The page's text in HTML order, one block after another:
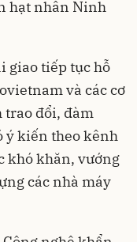
hạt nhân Ninh
giao tiếp tục hỗ
và các cơ
đổi, đàm
ý kiến theo kênh
khó khăn, vướng
các nhà máy